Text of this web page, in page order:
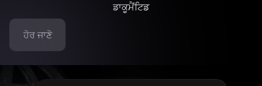
ਡਾਕੂਮੈਂਟਿਡ
ਹੋਰ ਜਾਣੋ